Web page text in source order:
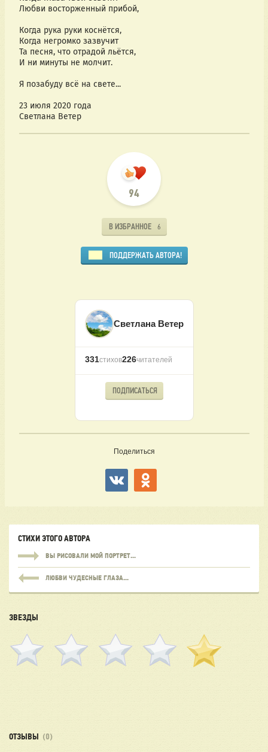
Любви восторженный прибой,
Когда рука руки коснётся,
Когда негромко зазвучит
Та песня, что отрадой льётся,
И ни минуты не молчит.
Я позабуду всё на свете...
23 июля 2020 года
Светлана Ветер
94
В ИЗБРАННОЕ 6
ПОДДЕРЖАТЬ АВТОРА!
Светлана Ветер
331стихов226читателей
ПОДПИСАТЬСЯ
Поделиться
СТИХИ ЭТОГО АВТОРА
ВЫ РИСОВАЛИ МОЙ ПОРТРЕТ...
ЛЮБВИ ЧУДЕСНЫЕ ГЛАЗА...
ЗВЕЗДЫ
ОТЗЫВЫ (0)